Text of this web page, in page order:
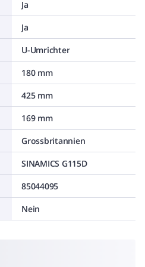
Ja
Ja
U-Umrichter
180 mm
425 mm
169 mm
Grossbritannien
SINAMICS G115D
85044095
Nein